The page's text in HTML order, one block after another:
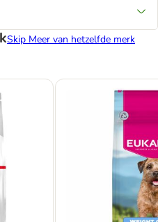
Skip Meer van hetzelfde merk